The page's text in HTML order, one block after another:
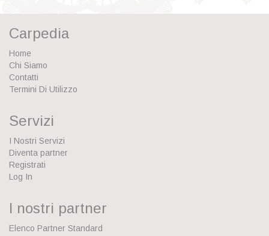
Carpedia
Home
Chi Siamo
Contatti
Termini Di Utilizzo
Servizi
I Nostri Servizi
Diventa partner
Registrati
Log In
I nostri partner
Elenco Partner Standard